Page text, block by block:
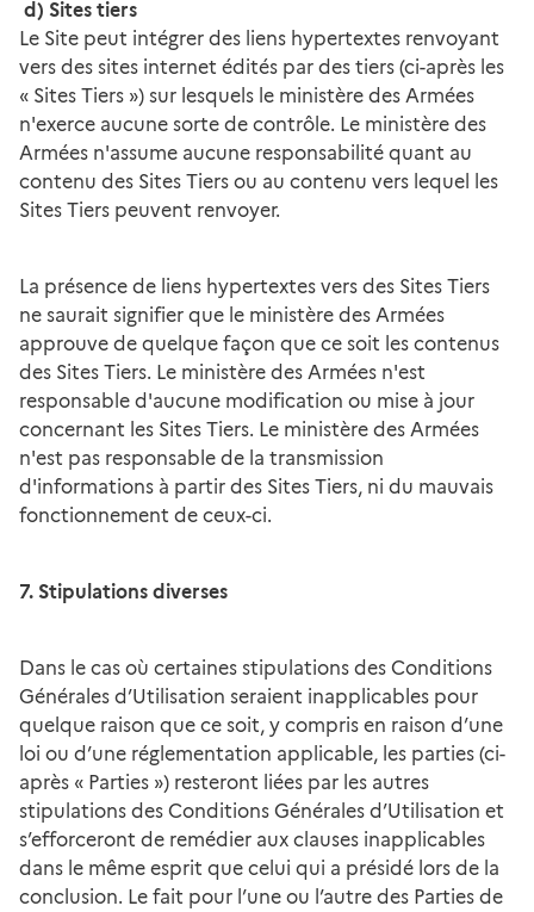
d) Sites tiers
Le Site peut intégrer des liens hypertextes renvoyant
vers des sites internet édités par des tiers (ci-après les
« Sites Tiers ») sur lesquels le ministère des Armées
n'exerce aucune sorte de contrôle. Le ministère des
Armées n'assume aucune responsabilité quant au
contenu des Sites Tiers ou au contenu vers lequel les
Sites Tiers peuvent renvoyer.
La présence de liens hypertextes vers des Sites Tiers
ne saurait signifier que le ministère des Armées
approuve de quelque façon que ce soit les contenus
des Sites Tiers. Le ministère des Armées n'est
responsable d'aucune modification ou mise à jour
concernant les Sites Tiers. Le ministère des Armées
n'est pas responsable de la transmission
d'informations à partir des Sites Tiers, ni du mauvais
fonctionnement de ceux-ci.
7. Stipulations diverses
Dans le cas où certaines stipulations des Conditions
Générales d’Utilisation seraient inapplicables pour
quelque raison que ce soit, y compris en raison d’une
loi ou d’une réglementation applicable, les parties (ci-
après « Parties ») resteront liées par les autres
stipulations des Conditions Générales d’Utilisation et
s’efforceront de remédier aux clauses inapplicables
dans le même esprit que celui qui a présidé lors de la
conclusion. Le fait pour l’une ou l’autre des Parties de